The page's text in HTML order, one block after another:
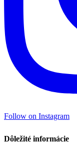
Follow on Instagram
Dôležité informácie